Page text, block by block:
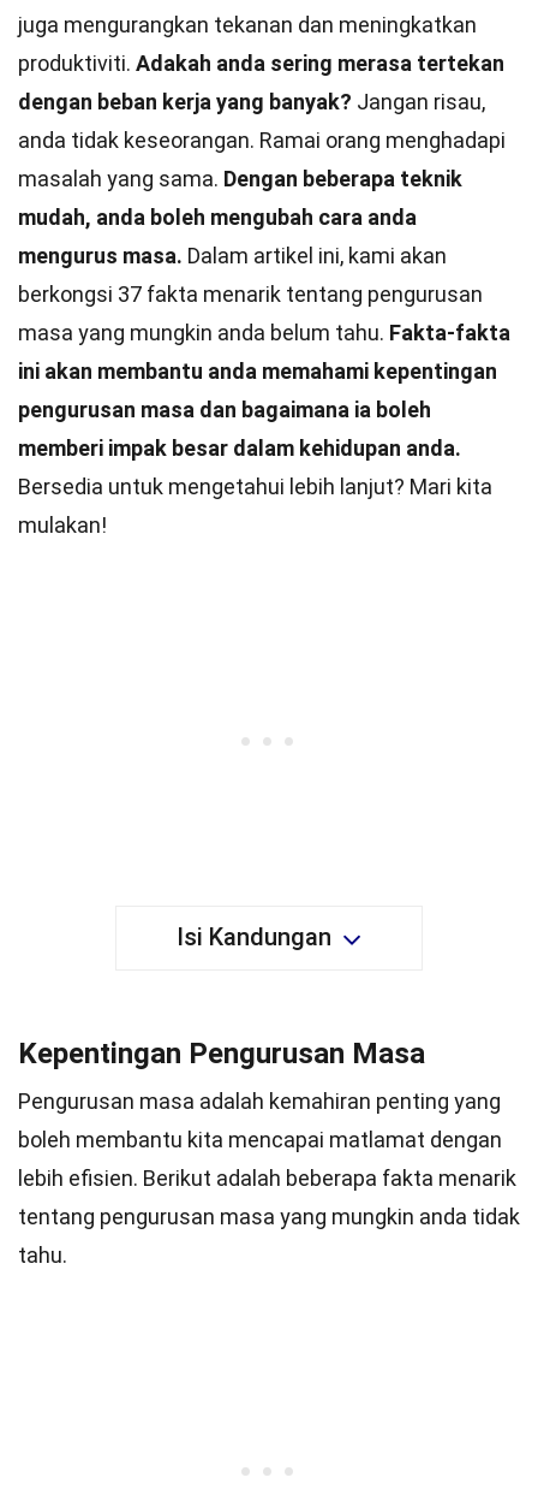
juga mengurangkan tekanan dan meningkatkan
produktiviti. Adakah anda sering merasa tertekan
dengan beban kerja yang banyak? Jangan risau,
anda tidak keseorangan. Ramai orang menghadapi
masalah yang sama. Dengan beberapa teknik
mudah, anda boleh mengubah cara anda
mengurus masa. Dalam artikel ini, kami akan
berkongsi 37 fakta menarik tentang pengurusan
masa yang mungkin anda belum tahu. Fakta-fakta
ini akan membantu anda memahami kepentingan
pengurusan masa dan bagaimana ia boleh
memberi impak besar dalam kehidupan anda.
Bersedia untuk mengetahui lebih lanjut? Mari kita
mulakan!
Isi Kandungan
Kepentingan Pengurusan Masa
Pengurusan masa adalah kemahiran penting yang
boleh membantu kita mencapai matlamat dengan
lebih efisien. Berikut adalah beberapa fakta menarik
tentang pengurusan masa yang mungkin anda tidak
tahu.